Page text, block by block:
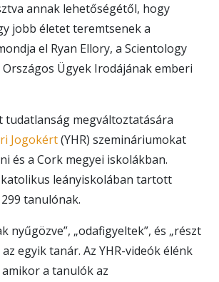
annak lehetőségétől, hogy
jobb életet teremtsenek a
el Ryan Ellory, a Scientology
Ügyek Irodájának emberi
tudatlanság megváltoztatására
Jogokért(YHR) szemináriumokat
és a Cork megyei iskolákban.
leányiskolában tartott
tanulónak.
nyűgözve”, „odafigyeltek”, és „részt
egyik tanár. Az YHR-videók élénk
a tanulók az